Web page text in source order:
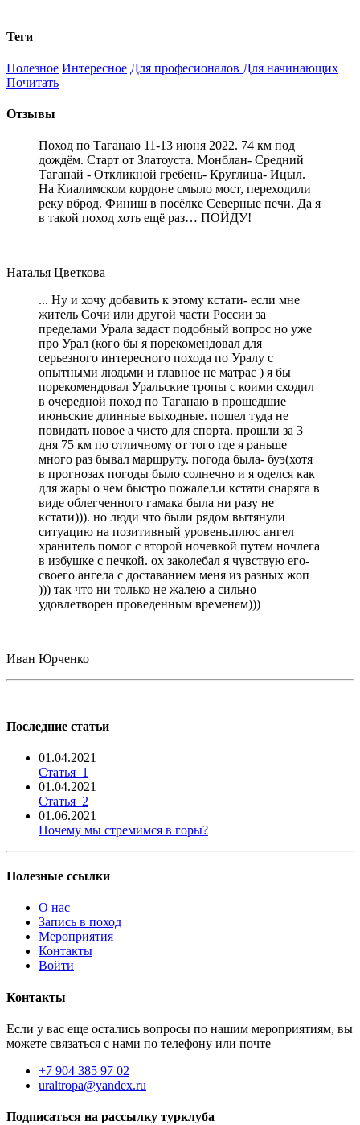
Теги
Полезное Интересное Для професионалов Для начинающих
Почитать
Отзывы
Поход по Таганаю 11-13 июня 2022. 74 км под
дождём. Старт от Златоуста. Монблан- Средний
Таганай - Откликной гребень- Круглица- Ицыл.
На Киалимском кордоне смыло мост, переходили
реку вброд. Финиш в посёлке Северные печи. Да я
в такой поход хоть ещё раз… ПОЙДУ!
Наталья Цветкова
... Ну и хочу добавить к этому кстати- если мне
житель Сочи или другой части России за
пределами Урала задаст подобный вопрос но уже
про Урал (кого бы я порекомендовал для
серьезного интересного похода по Уралу с
опытными людьми и главное не матрас ) я бы
порекомендовал Уральские тропы с коими сходил
в очередной поход по Таганаю в прошедшие
июньские длинные выходные. пошел туда не
повидать новое а чисто для спорта. прошли за 3
дня 75 км по отличному от того где я раньше
много раз бывал маршруту. погода была- буэ(хотя
в прогнозах погоды было солнечно и я оделся как
для жары о чем быстро пожалел.и кстати снаряга в
виде облегченного гамака была ни разу не
кстати))). но люди что были рядом вытянули
ситуацию на позитивный уровень.плюс ангел
хранитель помог с второй ночевкой путем ночлега
в избушке с печкой. ох заколебал я чувствую его-
своего ангела с доставанием меня из разных жоп
))) так что ни только не жалею а сильно
удовлетворен проведенным временем)))
Иван Юрченко
Последние статьи
01.04.2021
Статья_1
01.04.2021
Статья_2
01.06.2021
Почему мы стремимся в горы?
Полезные ссылки
О нас
Запись в поход
Мероприятия
Контакты
Войти
Контакты
Если у вас еще остались вопросы по нашим мероприятиям, вы
можете связаться с нами по телефону или почте
+7 904 385 97 02
uraltropa@yandex.ru
Подписаться на рассылку турклуба